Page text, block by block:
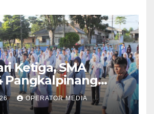
Ketiga, SMA
Pangkalpinang
BPMP, DLH, dan BEI
Murid Baru
OPERATOR MEDIA